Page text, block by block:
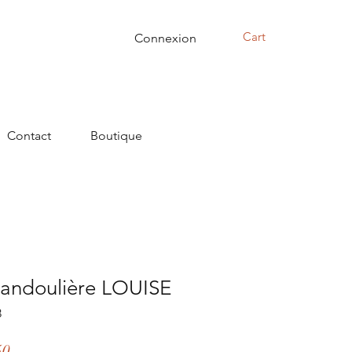
Cart
Connexion
Contact Boutique
LOUISE